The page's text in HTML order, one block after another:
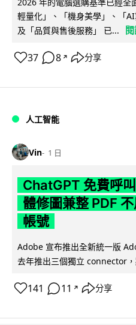
2026 年的電腦選購基準已經全
輕量化」、「機身美學」、「
及「品質與售後服務」 已...
37 8 ↗ 分享
人工智能
Vin 1 日
ChatGPT 免費呼
體修圖兼整 PDF
帳號
Adobe 宣布推出全新統一版
去年推出三個獨立 connector
141 11 ↗ 分享